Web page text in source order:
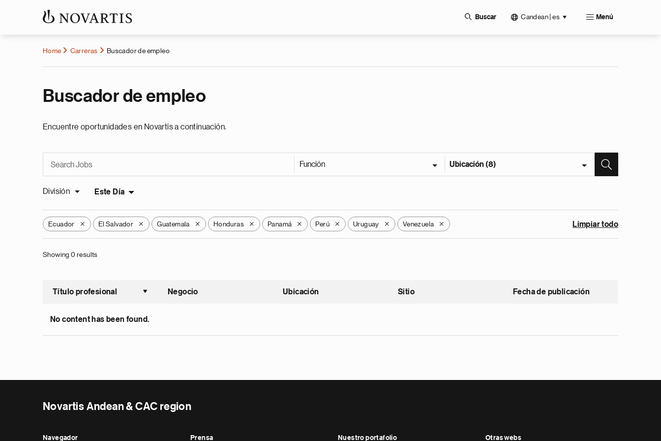
Buscar Candean | es Menú
Home Carreras Buscador de empleo
Buscador de empleo
Encuentre oportunidades en Novartis a continuación.
Función Ubicación (8)
División Este Día
Ecuador X El Salvador X Guatemala X Honduras X Panamá X Perú X Uruguay X Venezuela X Limpiar todo
Showing 0 results
Título profesional
Ordenar ascendente
Negocio Ubicación Sitio Fecha de publicación
No content has been found.
Novartis Andean & CAC region
Navegador Prensa Nuestro portafolio Otras webs